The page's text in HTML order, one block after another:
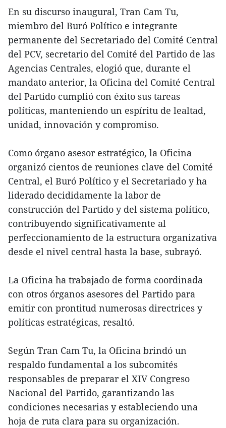
En su discurso inaugural, Tran Cam Tu,
miembro del Buró Político e integrante
permanente del Secretariado del Comité Central
del PCV, secretario del Comité del Partido de las
Agencias Centrales, elogió que, durante el
mandato anterior, la Oficina del Comité Central
del Partido cumplió con éxito sus tareas
políticas, manteniendo un espíritu de lealtad,
unidad, innovación y compromiso.
Como órgano asesor estratégico, la Oficina
organizó cientos de reuniones clave del Comité
Central, el Buró Político y el Secretariado y ha
liderado decididamente la labor de
construcción del Partido y del sistema político,
contribuyendo significativamente al
perfeccionamiento de la estructura organizativa
desde el nivel central hasta la base, subrayó.
La Oficina ha trabajado de forma coordinada
con otros órganos asesores del Partido para
emitir con prontitud numerosas directrices y
políticas estratégicas, resaltó.
Según Tran Cam Tu, la Oficina brindó un
respaldo fundamental a los subcomités
responsables de preparar el XIV Congreso
Nacional del Partido, garantizando las
condiciones necesarias y estableciendo una
hoja de ruta clara para su organización.